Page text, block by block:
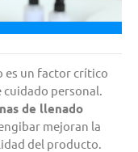
es un factor crítico
personal.
de llenado
mejoran la
del producto.